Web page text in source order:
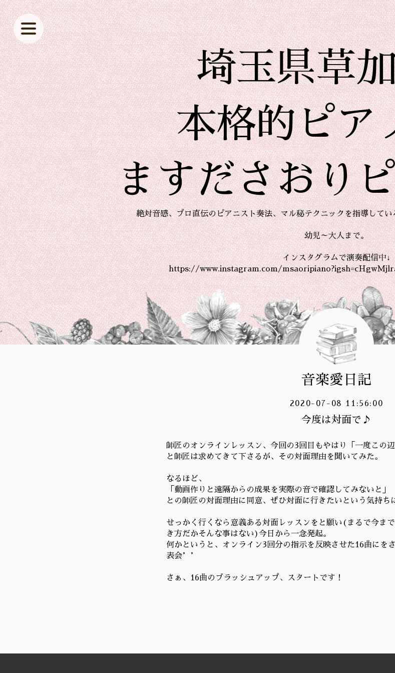
埼玉県草
本格的ピア
ますださおり
絶対音感、プロ直伝のピアニスト奏法、マル秘テクニックを指導して
幼児～大人まで。
インスタグラムで演奏配信中↓
https://www.instagram.com/
音楽愛日記
2020-07-08 11:56:00
今度は対面で♪
師匠のオンラインレッスン、今回の3回目もやはり「一度この辺
と師匠は求めてきて下さるが、その対面理由を聞いてみた。
なるほど、
「動画作りと遠隔からの成果を実際の音で確認してみないと」
との師匠の対面理由に同意、ぜひ対面に行きたいという気持ち
せっかく行くなら意義ある対面レッスンをと願い(まるで今ま
き方だかそんな事はない)今日から一念発起。
何かというと、オンライン3回分の指示を反映させた16曲に
表会’’
さぁ、16曲のブラッシュアップ、スタートです！